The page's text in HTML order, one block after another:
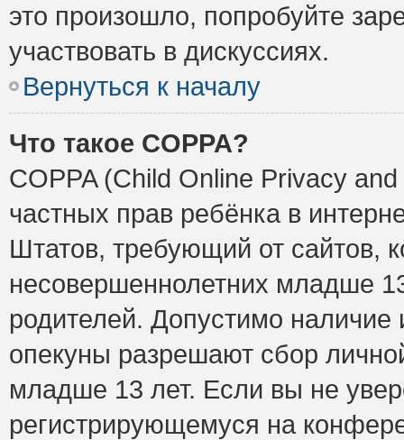
это произошло, попробуйте
участвовать в дискуссиях.
Вернуться к началу
Что такое COPPA?
COPPA (Child Online Privacy
частных прав ребёнка в
Штатов, требующий от сайтов,
несовершеннолетних младше
родителей. Допустимо наличие
опекуны разрешают сбор
младше 13 лет. Если вы не
регистрирующемуся на